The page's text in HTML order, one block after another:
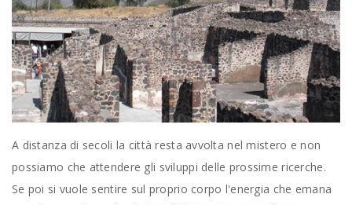
A distanza di secoli la città resta avvolta nel mistero e non
possiamo che attendere gli sviluppi delle prossime ricerche.
Se poi si vuole sentire sul proprio corpo l'energia che emana